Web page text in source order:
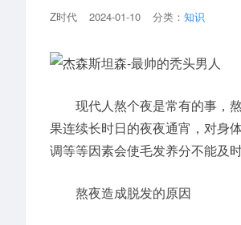
Z时代 2024-01-10 分类： 知识
现代人熬个夜是常有的事，熬
果连续长时日的夜夜通宵，对身
调等等因素会使毛发养分不能及
熬夜造成脱发的原因